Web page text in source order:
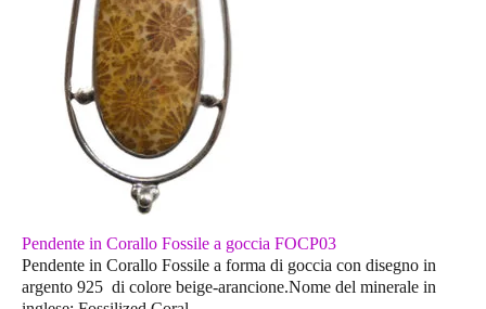
Pendente in Corallo Fossile a goccia FOCP03
Pendente in Corallo Fossile a forma di goccia con disegno in
argento 925 di colore beige-arancione.Nome del minerale in